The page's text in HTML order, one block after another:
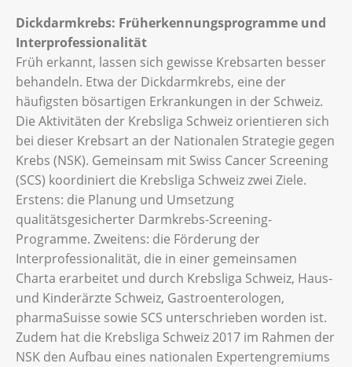
Dickdarmkrebs: Früherkennungsprogramme und
Interprofessionalität
Früh erkannt, lassen sich gewisse Krebsarten besser
behandeln. Etwa der Dickdarmkrebs, eine der
häufigsten bösartigen Erkrankungen in der Schweiz.
Die Aktivitäten der Krebsliga Schweiz orientieren sich
bei dieser Krebsart an der Nationalen Strategie gegen
Krebs (NSK). Gemeinsam mit Swiss Cancer Screening
(SCS) koordiniert die Krebsliga Schweiz zwei Ziele.
Erstens: die Planung und Umsetzung
qualitätsgesicherter Darmkrebs-Screening-
Programme. Zweitens: die Förderung der
Interprofessionalität, die in einer gemeinsamen
Charta erarbeitet und durch Krebsliga Schweiz, Haus-
und Kinderärzte Schweiz, Gastroenterologen,
pharmaSuisse sowie SCS unterschrieben worden ist.
Zudem hat die Krebsliga Schweiz 2017 im Rahmen der
NSK den Aufbau eines nationalen Expertengremiums